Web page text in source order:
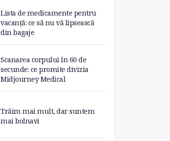
Lista de medicamente pentru
vacanță: ce să nu vă lipsească
din bagaje
Scanarea corpului în 60 de
secunde: ce promite divizia
Midjourney Medical
Trăim mai mult, dar suntem
mai bolnavi